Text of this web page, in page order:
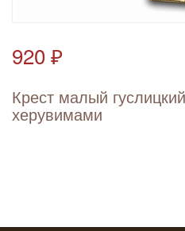
920 ₽
Крест малый
херувимами